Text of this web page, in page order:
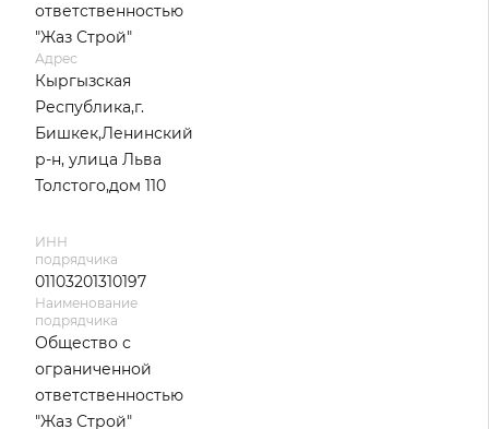
ответственностью
"Жаз Строй"
Адрес
Кыргызская
Республика,г.
Бишкек,Ленинский
р-н, улица Льва
Толстого,дом 110
ИНН
подрядчика
01103201310197
Наименование
подрядчика
Общество с
ограниченной
ответственностью
"Жаз Строй"